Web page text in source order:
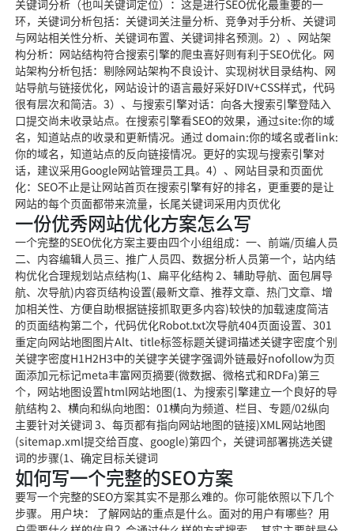
关键词分析（也叫关键词定位）：这是进行SEO优化最重要的一
环，关键词分析包括：关键词关注量分析、竞争对手分析、关键词
与网站相关性分析、关键词布置、关键词排名预测。2）、网站架
构分析：网站结构符合搜索引擎的爬虫喜好则有利于SEO优化。网
站架构分析包括：剔除网站架构不良设计、实现树状目录结构、网
站导航与链接优化，网站设计的语言最好采好DIV+CSS样式，代码
很有层次和简洁。3）、与搜索引擎对话：向各大搜索引擎登陆入
口提交尚未收录站点。在搜索引擎看SEO的效果，通过site:你的域
名，知道站点的收录和更新情况。通过 domain:你的域名或者link:
你的域名，知道站点的反向链接情况。更好的实现与搜索引擎对
话，建议采用Google网站管理员工具。4）、网站目录和页面优
化：SEO不止是让网站首页在搜索引擎有好的排名，更重要的是让
网站的每个页面都带来流量，长尾关键词采用内页优化
一份优秀网站优化方案怎么写
一个完整的SEO优化方案主要由四个小组组成：一、前端/页编人员
二、内容编辑人员三、推广人员四、数据分析人员第一个，站内结
构优化合理规划站点结构(1、扁平化结构 2、辅助导航、面包屑导
航、次导航)内容页结构设置(最新文章、推荐文章、热门文章、增
加相关性、方便自助根据链接抓取更多内容)较快的加载速度简洁
的页面结构第二个，代码优化Robot.txt次导航404页面设置、301
重定向网站地图图片Alt、title标签标题关键词描述关键字密度个别
关键字密度H1H2H3中的关键字关键字强调外链最好nofollow为页
面添加元标记meta丰富网页摘要(微数据、微格式和RDFa)第三
个，网站地图设置html网站地图(1、为搜索引擎建立一个良好的导
航结构 2、横向和纵向地图：01横向为频道、栏目、专题/02纵向
主要针对关键词 3、每页都有指向网站地图的链接)XML网站地图
(sitemap.xml提交给百度、google)第四个，关键词部署挑选关键
词的步骤(1、确定目标关键词
如何写一个完整的SEO方案
要写一个完整的SEO方案其实不是那么难的。你可能依照以下几个
步骤。 用户块： 了解网站的重点是什么。面对的用户有哪些？用